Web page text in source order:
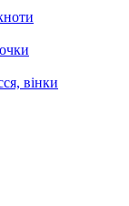
вінки